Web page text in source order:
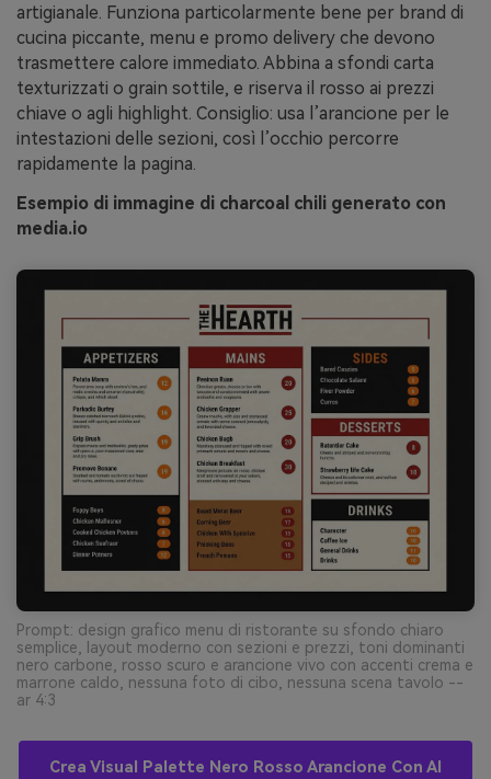
artigianale. Funziona particolarmente bene per brand di
cucina piccante, menu e promo delivery che devono
trasmettere calore immediato. Abbina a sfondi carta
texturizzati o grain sottile, e riserva il rosso ai prezzi
chiave o agli highlight. Consiglio: usa l’arancione per le
intestazioni delle sezioni, così l’occhio percorre
rapidamente la pagina.
Esempio di immagine di charcoal chili generato con
media.io
Prompt: design grafico menu di ristorante su sfondo chiaro
semplice, layout moderno con sezioni e prezzi, toni dominanti
nero carbone, rosso scuro e arancione vivo con accenti crema e
marrone caldo, nessuna foto di cibo, nessuna scena tavolo --
ar 4:3
Crea Visual Palette Nero Rosso Arancione Con AI